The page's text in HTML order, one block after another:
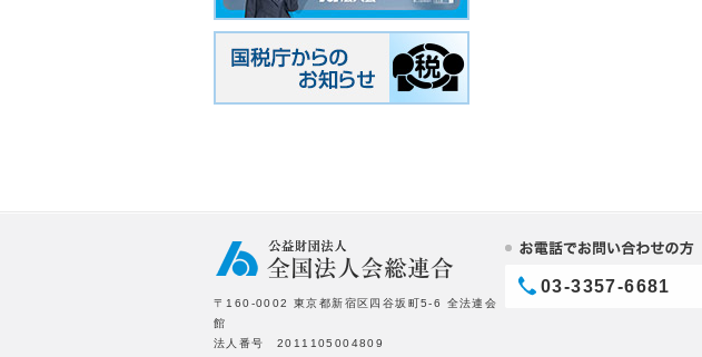
〒160-0002 東京都新宿区四谷坂町5-6 全法連会
館
法人番号 2011105004809
03-3357-6681